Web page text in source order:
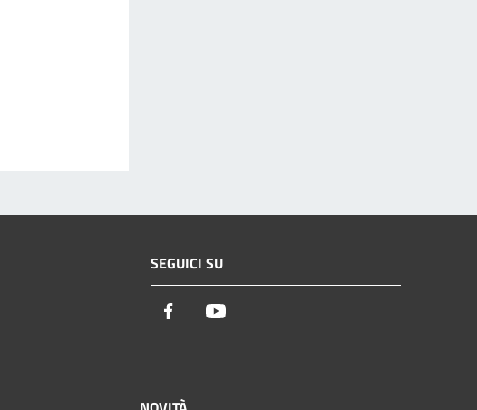
SEGUICI SU
Facebook